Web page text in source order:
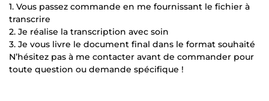
1. Vous passez commande en me fournissant le fichier à
transcrire
2. Je réalise la transcription avec soin
3. Je vous livre le document final dans le format souhaité
N’hésitez pas à me contacter avant de commander pour
toute question ou demande spécifique !